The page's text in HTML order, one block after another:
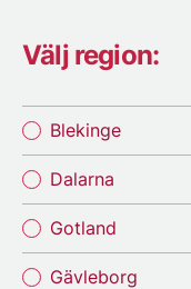
Välj region:
Blekinge
Dalarna
Gotland
Gävleborg